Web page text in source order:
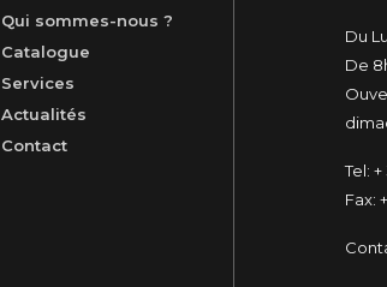
Qui sommes-nous ?
Catalogue
Services
Actualités
Contact
Du
De
Tel: +
Fax: